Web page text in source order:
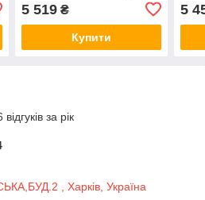
(аналог MTX
3R30.DH.4L1-YDO4)
5 519₴
Купити
5
за рік
, Харків, Україна